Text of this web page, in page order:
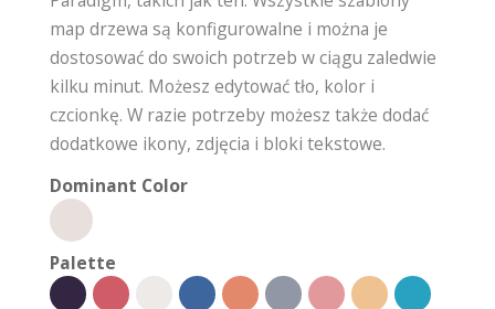
map drzewa są konfigurowalne i można je
dostosować do swoich potrzeb w ciągu zaledwie
kilku minut. Możesz edytować tło, kolor i
czcionkę. W razie potrzeby możesz także dodać
dodatkowe ikony, zdjęcia i bloki tekstowe.
Dominant Color
Palette